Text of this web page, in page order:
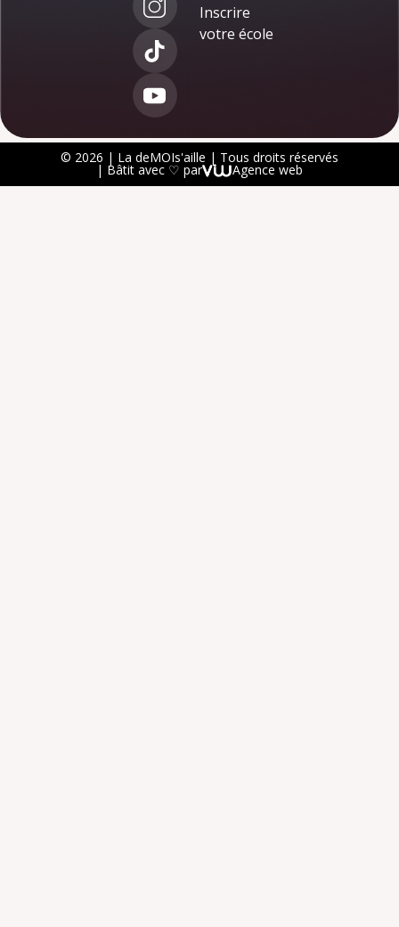
Inscrire
votre école
© 2026 | La deMOIs'aille | Tous droits réservés
| Bâtit avec ♡ par Agence web